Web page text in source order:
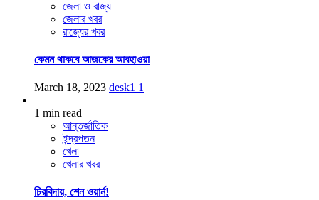
জেলা ও রাজ্য
জেলার খবর
রাজ্যের খবর
কেমন থাকবে আজকের আবহাওয়া
March 18, 2023 desk1 1
1 min read
আন্তর্জাতিক
ইন্দ্রপতন
খেলা
খেলার খবর
চিরবিদায়, শেন ওয়ার্ন!